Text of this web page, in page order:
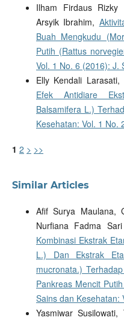
Ilham Firdaus Rizky
Arsyik Ibrahim,
Buah Mengkudu
Putih (Rattus
Vol. 1 No. 6 (2016): J.
Elly Kendali
Efek Antidiare
Balsamifera L.)
Kesehatan: Vol. 1 No.
1 2 > >>
Similar Articles
Afif Surya Maulana,
Nurfiana Fadma
Kombinasi Ekstrak
L.) Dan Ekstrak
mucronata.)
Pankreas Mencit
Sains dan Kesehatan:
Yasmiwar